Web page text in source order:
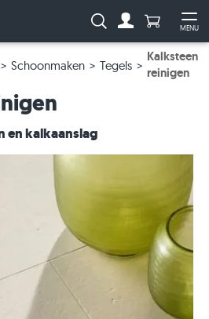
MENU
Zoeken: Aantal
Schoonmaken Tegels
Kalksteen
reinigen
en kalkaanslag